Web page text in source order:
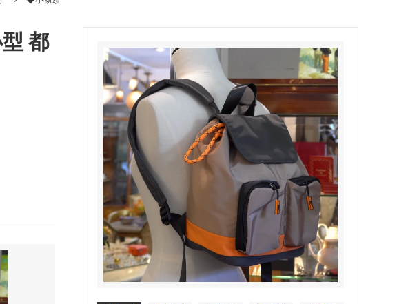
都